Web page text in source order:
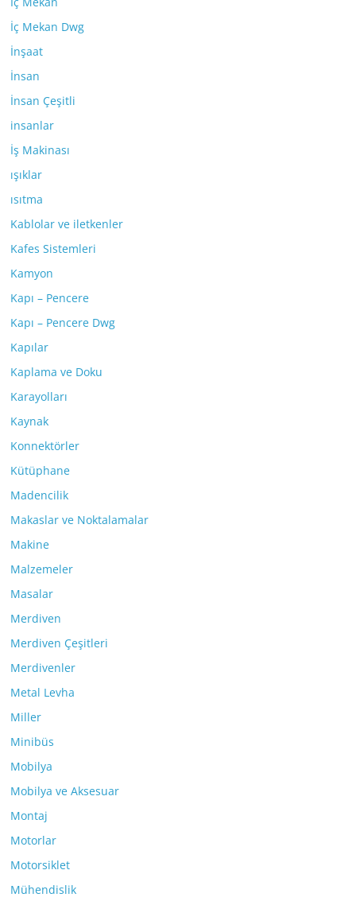
İç Mekan Dwg
İnşaat
İnsan
İnsan Çeşitli
insanlar
İş Makinası
ışıklar
ısıtma
Kablolar ve iletkenler
Kafes Sistemleri
Kamyon
Kapı – Pencere
Kapı – Pencere Dwg
Kapılar
Kaplama ve Doku
Karayolları
Kaynak
Konnektörler
Kütüphane
Madencilik
Makaslar ve Noktalamalar
Makine
Malzemeler
Masalar
Merdiven
Merdiven Çeşitleri
Merdivenler
Metal Levha
Miller
Minibüs
Mobilya
Mobilya ve Aksesuar
Montaj
Motorlar
Motorsiklet
Mühendislik